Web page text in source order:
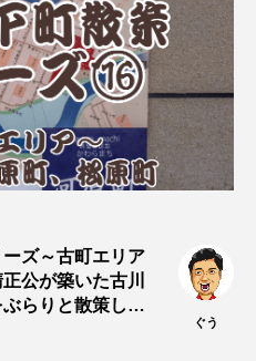
ーズ～古町エリア
公が築いた古川
らりと散策して
ぐう